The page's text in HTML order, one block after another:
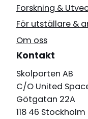
Forskning &
För utställare &
Om oss
Kontakt
Skolporten AB
C/O United
Götgatan 22A
118 46 Stockholm